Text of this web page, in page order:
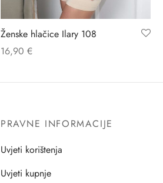
Ženske hlačice Ilary 108
16,90 €
PRAVNE INFORMACIJE
Uvjeti korištenja
Uvjeti kupnje